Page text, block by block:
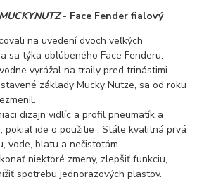
MUCKYNUTZ- Face Fender fialový
na uvedení dvoch veľkých
sa týka obľúbeného Face Fenderu.
vyrážal na traily pred trinástimi
základy Mucky Nutze, sa od roku
dizajn vidlíc a profil pneumatík a
pokiaľ ide o použitie . Stále kvalitná prvá
vode, blatu a nečistotám.
niektoré zmeny, zlepšiť funkciu,
spotrebu jednorazových plastov.